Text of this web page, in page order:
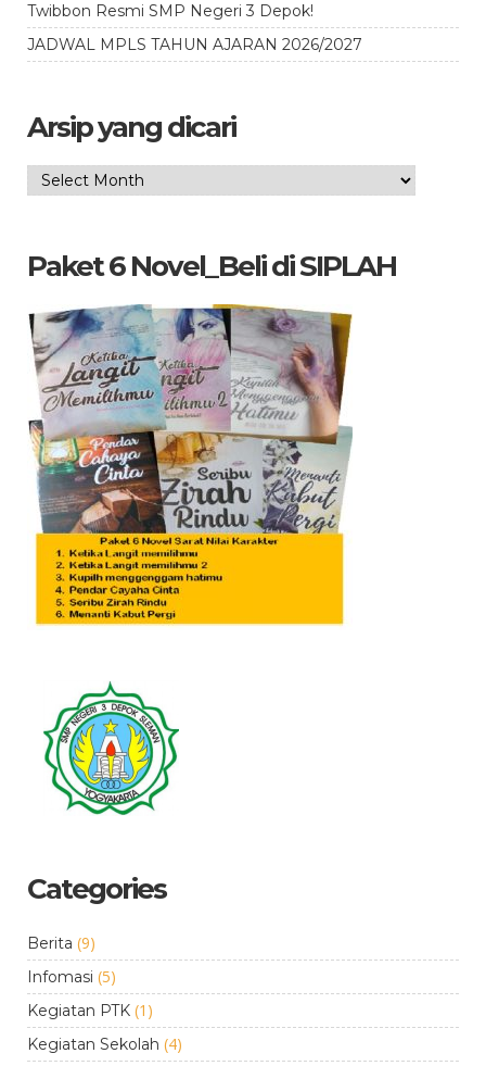
Twibbon Resmi SMP Negeri 3 Depok!
JADWAL MPLS TAHUN AJARAN 2026/2027
Arsip yang dicari
Arsip
Paket 6 Novel_Beli di SIPLAH
Categories
Berita (9)
Infomasi (5)
Kegiatan PTK (1)
Kegiatan Sekolah (4)